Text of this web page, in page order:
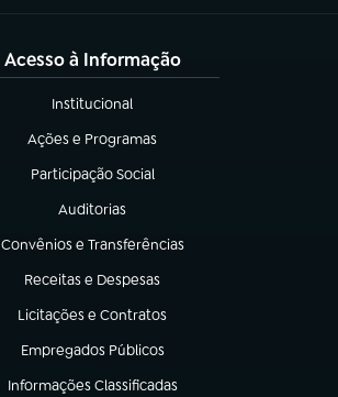
Acesso à Informação
Institucional
(abre em nova aba)
Ações e Programas
(abre em nova aba)
Participação Social
(abre em nova aba)
Auditorias
(abre em nova aba)
Convênios e Transferências
(abre em nova aba)
Receitas e Despesas
(abre em nova aba)
Licitações e Contratos
(abre em nova aba)
Empregados Públicos
(abre em nova aba)
Informações Classificadas
(abre em nova aba)